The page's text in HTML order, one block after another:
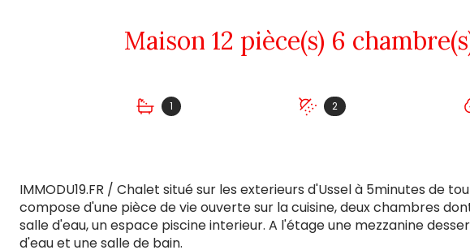
1 2
IMMODU19.FR / Chalet situé sur les exterieurs d'Ussel à 5minutes de
compose d'une pièce de vie ouverte sur la cuisine, deux chambres
salle d'eau, un espace piscine interieur. A l'étage une mezzanine
d'eau et une salle de bain.